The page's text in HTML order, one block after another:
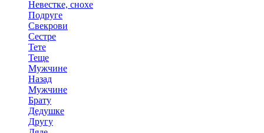
Невестке, снохе
Подруге
Свекрови
Сестре
Тете
Теще
Мужчине
Назад
Мужчине
Брату
Дедушке
Другу